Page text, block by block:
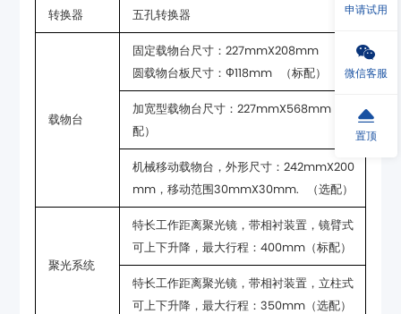
转换器 五孔转换器
载物台
圆载物台板尺寸：Ф118mm （标配）
配）
mm，移动范围30mmX30mm. （选配）
聚光系统
可上下升降，最大行程：400mm（标配）
可上下升降，最大行程：350mm（选配）
申请试用
微信客服
置顶